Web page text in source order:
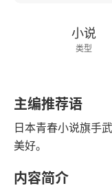
小说
类型
2023-07-
发行日期
主编推荐语
日本青春小说旗手
美好。
内容简介